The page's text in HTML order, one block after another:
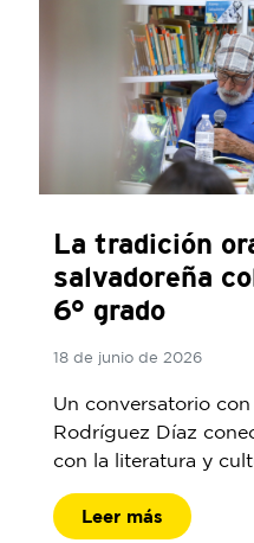
La tradición
salvadoreña
6° grado
18 de junio de 2026
Un conversatorio con
Rodríguez Díaz
con la literatura y
Leer más